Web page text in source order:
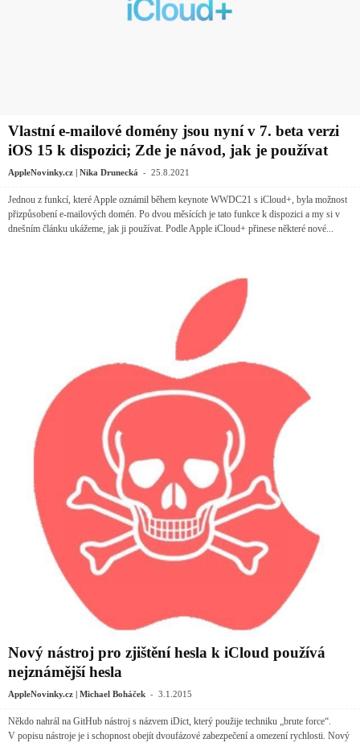
Vlastní e-mailové domény jsou nyní v 7. beta verzi
iOS 15 k dispozici; Zde je návod, jak je používat
AppleNovinky.cz | Nika Drunecká - 25.8.2021
Jednou z funkcí, které Apple oznámil během keynote WWDC21 s iCloud+, byla možnost
přizpůsobení e-mailových domén. Po dvou měsících je tato funkce k dispozici a my si v
dnešním článku ukážeme, jak ji používat. Podle Apple iCloud+ přinese některé nové...
Nový nástroj pro zjištění hesla k iCloud používá
nejznámější hesla
AppleNovinky.cz | Michael Boháček - 3.1.2015
Někdo nahrál na GitHub nástroj s názvem iDict, který použije techniku „brute force“.
V popisu nástroje je i schopnost obejít dvoufázové zabezpečení a omezení rychlosti. Nový